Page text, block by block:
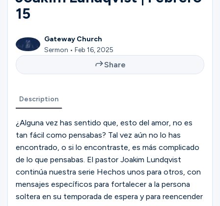
Give
Search
English
15
Gateway Church
Sermon • Feb 16, 2025
Share
Description
¿Alguna vez has sentido que, esto del amor, no es
tan fácil como pensabas? Tal vez aún no lo has
encontrado, o si lo encontraste, es más complicado
de lo que pensabas. El pastor Joakim Lundqvist
continúa nuestra serie Hechos unos para otros, con
mensajes específicos para fortalecer a la persona
soltera en su temporada de espera y para reencender